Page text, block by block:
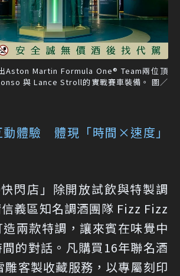
Aston Martin Formula One® Team兩位頂
與 Lance Stroll的實戰賽車裝備。 圖／
動體驗 體現「時間×速度」
閃店」除開放試飲與特製調
義區知名調酒團隊 Fizz Fizz
兩款特調，讓來賓在味覺中
的對話。凡購買16年聯名酒
雕客製收藏服務，以專屬刻印